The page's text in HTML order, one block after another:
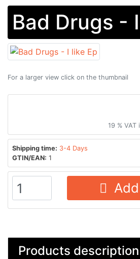
Bad Drugs -
For a larger view click on the thumbnail
19 % VAT
Shipping time: 3-4 Days
GTIN/EAN: 1
Products description